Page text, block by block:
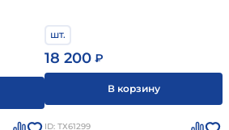
шт.
18 200 ₽
В корзину
ID: ТХ61299